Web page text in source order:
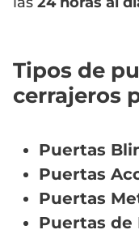
Tipos de
cerrajeros
Puertas
Puertas
Puertas
Puertas de